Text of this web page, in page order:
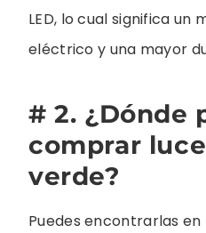
LED, lo cual significa un
eléctrico y una mayor
# 2. ¿Dónde
comprar
verde?
Puedes encontrarlas